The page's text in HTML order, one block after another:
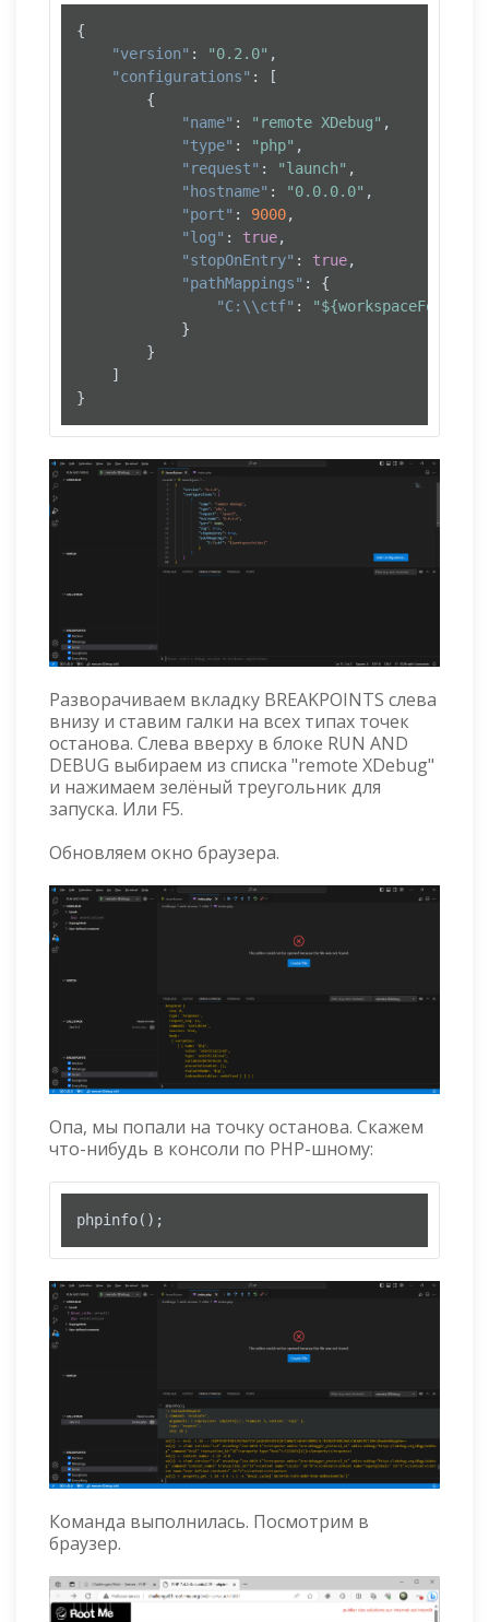
{
"version" : "0.2.0" ,
"configurations" :
[
{
"name" : "remote XDebug" ,
"type" : "php" ,
"request" : "launch" ,
"hostname" : "0.0.0.0" ,
"port" : 9000,
"log" : true,
"stopOnEntry" : true,
"pathMappings" :
{
"C:\\ctf" :
"${workspaceFolder}"
}
}
]
}
Разворачиваем вкладку BREAKPOINTS слева
внизу и ставим галки на всех типах точек
останова. Слева вверху в блоке RUN AND
DEBUG выбираем из списка "remote XDebug"
и нажимаем зелёный треугольник для
запуска. Или F5.
Обновляем окно браузера.
Опа, мы попали на точку останова. Скажем
что-нибудь в консоли по PHP-шному:
phpinfo();
Команда выполнилась. Посмотрим в
браузер.